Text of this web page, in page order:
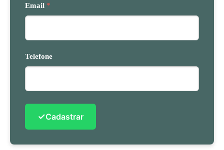
Email *
Telefone
✓Cadastrar